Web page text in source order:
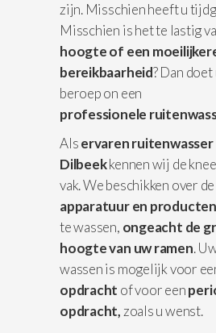
zijn. Misschien heeft u
Misschien is het te lastig
hoogte of een
bereikbaarheid? Dan
beroep on een
professionele
Alservaren ruitenwasser
Dilbeekkennen wij de
vak. We beschikken over de
apparatuuren producten
te wassen, ongeacht de
hoogte van uw ramen.
wassen is mogelijk voor
opdracht of voor een
opdracht, zoals u wenst.